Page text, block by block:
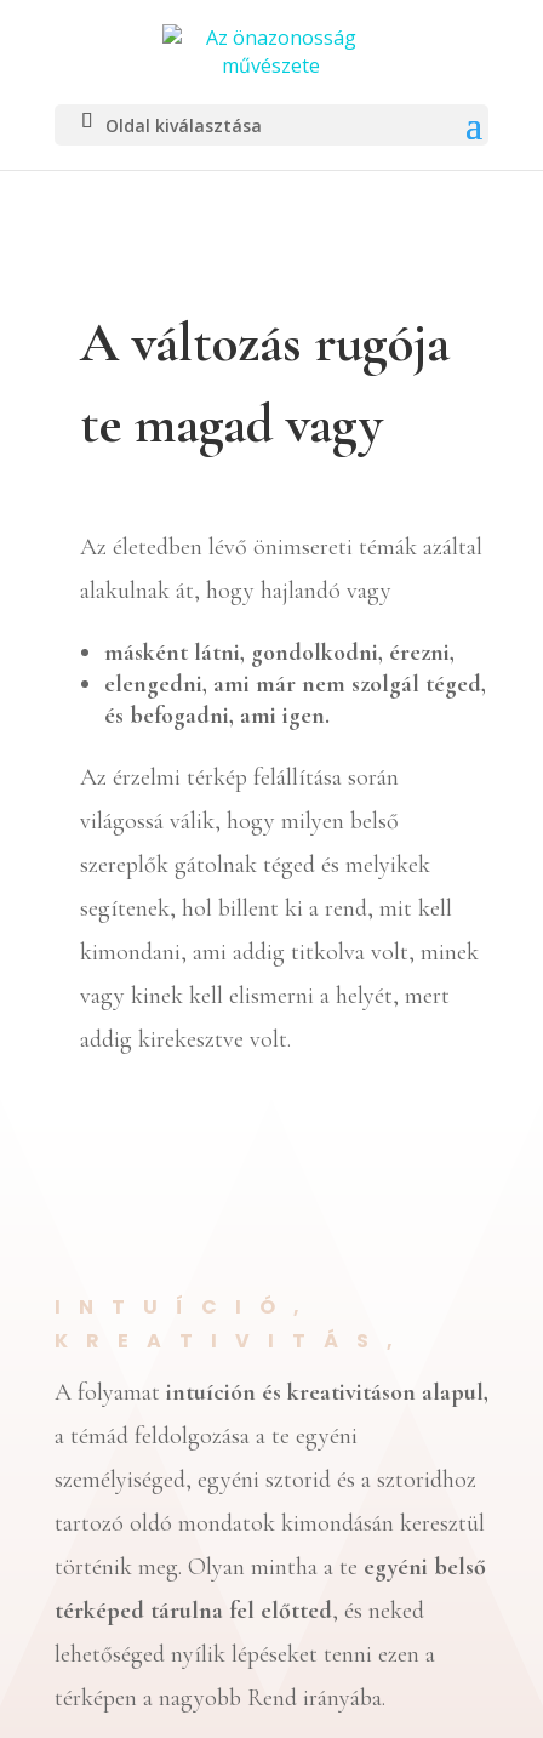
Oldal kiválasztása
A változás rugója
te magad vagy
Az életedben lévő önimsereti témák azáltal
alakulnak át, hogy hajlandó vagy
másként látni, gondolkodni, érezni,
elengedni, ami már nem szolgál téged,
és befogadni, ami igen.
Az érzelmi térkép felállítása során
világossá válik, hogy milyen belső
szereplők gátolnak téged és melyikek
segítenek, hol billent ki a rend, mit kell
kimondani, ami addig titkolva volt, minek
vagy kinek kell elismerni a helyét, mert
addig kirekesztve volt.
INTUÍCIÓ,
KREATIVITÁS,
A folyamat intuíción és kreativitáson alapul,
a témád feldolgozása a te egyéni
személyiséged, egyéni sztorid és a sztoridhoz
tartozó oldó mondatok kimondásán keresztül
történik meg. Olyan mintha a te egyéni belső
térképed tárulna fel előtted, és neked
lehetőséged nyílik lépéseket tenni ezen a
térképen a nagyobb Rend irányába.